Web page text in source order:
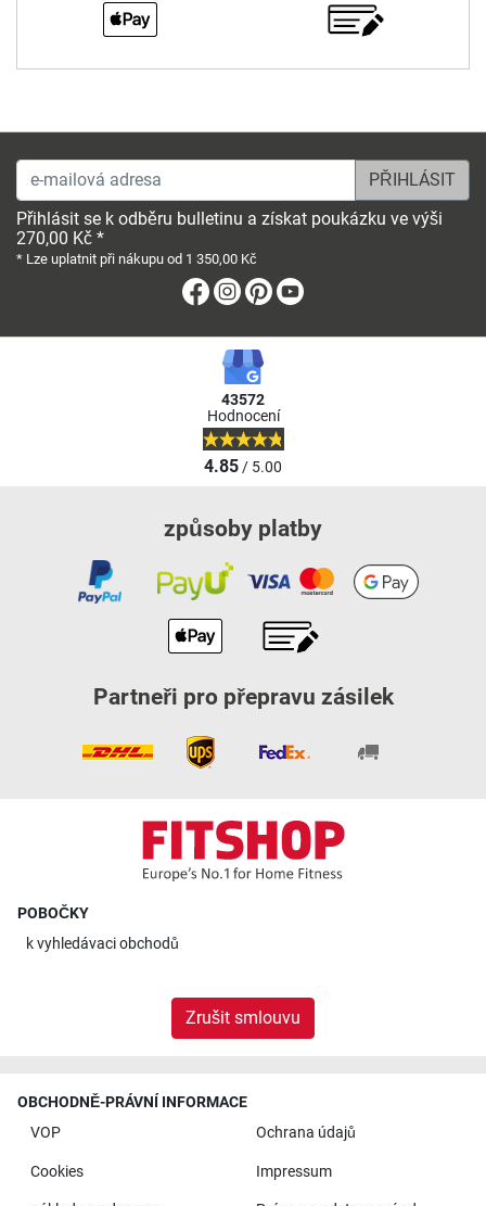
e-mailová adresa
Přihlásit se k odběru bulletinu a získat poukázku ve výši
270,00 Kč *
* Lze uplatnit při nákupu od 1 350,00 Kč
Facebook
Instagram
Pinterest
43572
Hodnocení
4.85/ 5.00
způsoby platby
Partneři pro přepravu zásilek
POBOČKY
kvyhledávaci obchodů
Zrušit smlouvu
OBCHODNĚ-PRÁVNÍ INFORMACE
VOP
Ochrana údajů
Cookies Impressum